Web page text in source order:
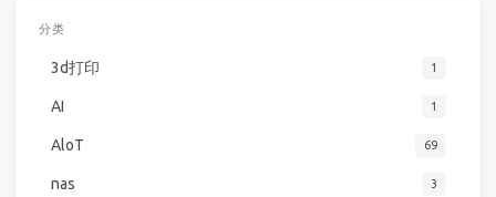
分类
3d打印 1
AI 1
AloT 69
nas 3